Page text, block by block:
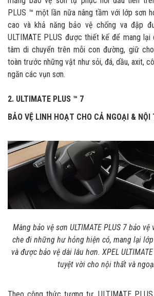
PLUS ™ một lần nữa nâng tầm với lớp sơn
cao và khả năng bảo vệ chống va đập
ULTIMATE PLUS được thiết kế để mang
tâm di chuyển trên mỗi con đường, giữ
toàn trước những vật như sỏi, đá, dầu, axit,
ngăn các vụn sơn.
2. ULTIMATE PLUS ™ 7
BẢO VỆ LINH HOẠT CHO CẢ NGOẠI & NỘI
Màng bảo vệ sơn ULTIMATE PLUS 7 bảo
che đi những hư hỏng hiện có, mang lại
và được bảo vệ dài lâu hơn. XPEL
tuyệt vời cho nội thất và